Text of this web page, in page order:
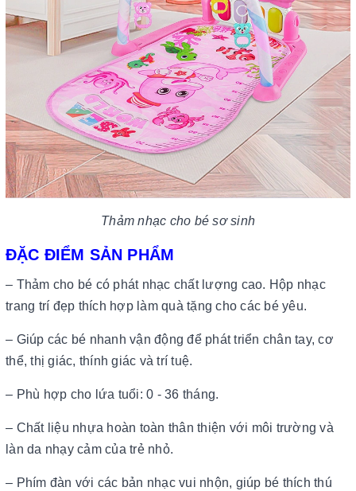
Thảm nhạc cho bé sơ sinh
ĐẶC ĐIỂM SẢN PHẨM
– Thảm cho bé có phát nhạc chất lượng cao. Hộp nhạc
trang trí đẹp thích hợp làm quà tặng cho các bé yêu.
– Giúp các bé nhanh vận động để phát triển chân tay, cơ
thể, thị giác, thính giác và trí tuệ.
– Phù hợp cho lứa tuổi: 0 - 36 tháng.
– Chất liệu nhựa hoàn toàn thân thiện với môi trường và
làn da nhạy cảm của trẻ nhỏ.
– Phím đàn với các bản nhạc vui nhộn, giúp bé thích thú